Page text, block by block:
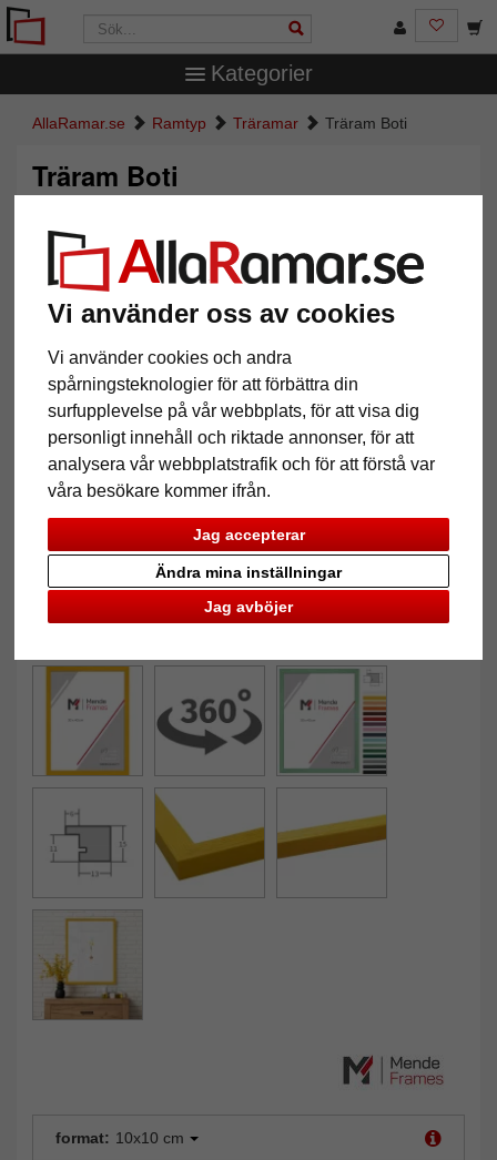
Vi använder oss av cookies
Vi använder cookies och andra
spårningsteknologier för att förbättra din
surfupplevelse på vår webbplats, för att visa dig
personligt innehåll och riktade annonser, för att
analysera vår webbplatstrafik och för att förstå var
våra besökare kommer ifrån.
Jag accepterar
Jag avböjer
Ändra mina inställningar
Kategorier
AllaRamar.se Ramtyp Träramar Träram Boti
Träram Boti
Tillbaka
format: 10x10 cm